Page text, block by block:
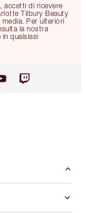
accetti di ricevere
Tilbury Beauty
Per ulteriori
la nostra
qualsiasi